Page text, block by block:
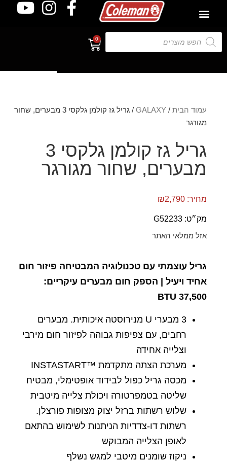
0
עמוד הבית /
GALAXY
/ גריל גז קולמן גלקסי 3 מבערים, שחור
מגורגר
גריל גז קולמן גלקסי 3
מבערים, שחור מגורגר
מחיר: ₪2,790
מק״ט: G52233
אזל ממלאי האתר
גריל עוצמתי עם טכנולוגיה המבטיחה פיזור חום
אחיד ויעיל | הספק חום מבערים עיקריים:
37,500
3 מבערי U מנירוסטה איכותית. מבערים
רחבים, עם צפיפות גבוהה לפיזור חום מירבי
וצלייה אחידה
מערכת הצתה מתקדמת ™INSTASTART
מכסה גריל כפול לבידוד אופטימלי, מבטיח
שליטה בטמפרטורה ויכולת צלייה מיטבית
שלוש רשתות ברזל יצוק מצופות פורצלן.
רשתות דו-צדדיות הניתנות לשימוש בהתאם
לאופן הצלייה המבוקש
ניקוז שומנים מיטבי למגש נשלף